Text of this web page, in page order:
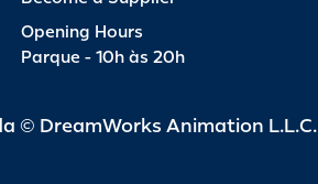
Opening Hours
Parque - 10h às 20h
© DreamWorks Animation L.L.C.